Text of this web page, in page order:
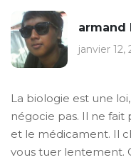
armand
janvier 12,
La biologie est une
négocie pas. Il ne fait
et le médicament. Il
vous tuer lentement.